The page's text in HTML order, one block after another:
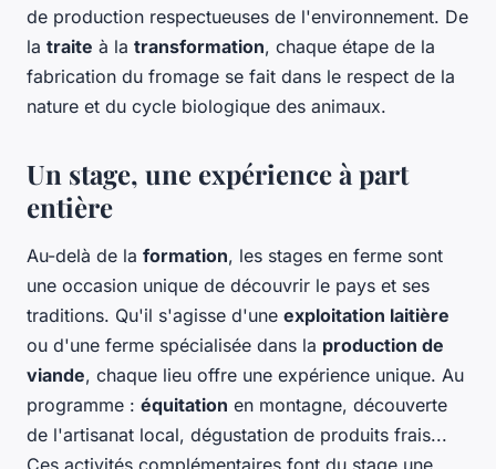
de production respectueuses de l'environnement. De
la traite à la transformation, chaque étape de la
fabrication du fromage se fait dans le respect de la
nature et du cycle biologique des animaux.
Un stage, une expérience à part
entière
Au-delà de la formation, les stages en ferme sont
une occasion unique de découvrir le pays et ses
traditions. Qu'il s'agisse d'une exploitation laitière
ou d'une ferme spécialisée dans la production de
viande, chaque lieu offre une expérience unique. Au
programme : équitation en montagne, découverte
de l'artisanat local, dégustation de produits frais...